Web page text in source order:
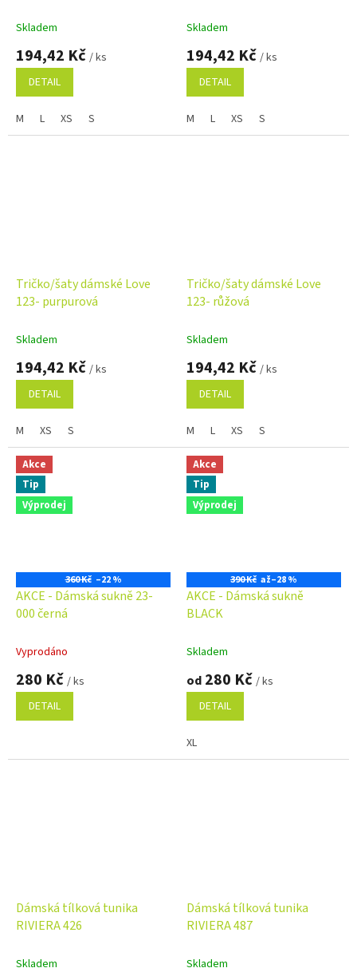
Skladem
194,42 Kč / ks
DETAIL
M L XS S
Skladem
194,42 Kč / ks
DETAIL
M L XS S
Tričko/šaty dámské Love
123- purpurová
Skladem
194,42 Kč / ks
DETAIL
M XS S
Tričko/šaty dámské Love
123- růžová
Skladem
194,42 Kč / ks
DETAIL
M L XS S
Akce
Tip
Výprodej
360 Kč –22 %
AKCE - Dámská sukně 23-
000 černá
Vyprodáno
280 Kč / ks
DETAIL
Akce
Tip
Výprodej
390 Kč až–28 %
AKCE - Dámská sukně
BLACK
Skladem
od 280 Kč / ks
DETAIL
XL
Dámská tílková tunika
RIVIERA 426
Skladem
Dámská tílková tunika
RIVIERA 487
Skladem